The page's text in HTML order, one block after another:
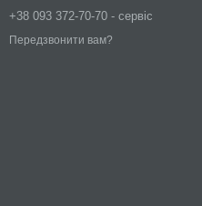
+38 093 372-70-70 - сервіс
Передзвонити вам?